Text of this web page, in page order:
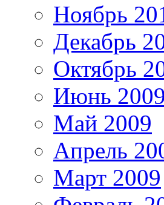
Ноябрь
Декабрь
Октябрь
Июнь 2009
Май 2009
Апрель
Март 2009